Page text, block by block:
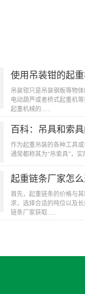
使用吊装钳的起
吊装钳只是吊装钢板等物
电动葫芦或者桥式起重机
起重机械的......
百科：吊具和索具
作为起重吊装的各种工具
通常都称其为“吊索具”，
起重链条厂家怎么
首先，起重链条的价格与
求，选择合适的吨位以及
链条厂家获取......